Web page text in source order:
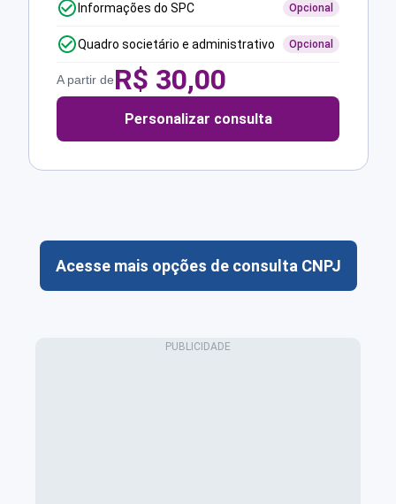
Informações do SPC Opcional
Quadro societário e administrativo Opcional
A partir deR$ 30,00
Personalizar consulta
Acesse mais opções de consulta CNPJ